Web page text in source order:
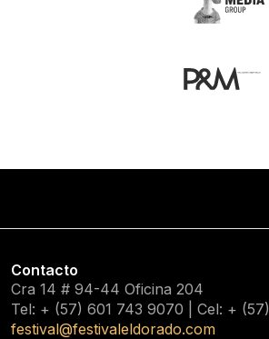
Contacto
Cra 14 # 94-44 Oficina 204
Tel: + (57) 601 743 9070 | Cel: + (57)
festival@festivaleldorado.com